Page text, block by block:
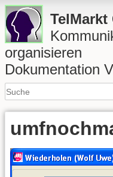
TelMarkt
organisieren
Dokumentation